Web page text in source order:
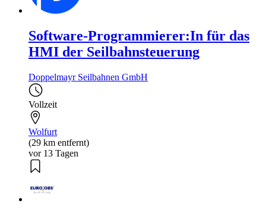
Software-Programmierer:In für das
HMI der Seilbahnsteuerung
Doppelmayr Seilbahnen GmbH
Vollzeit
Wolfurt
(29 km entfernt)
vor 13 Tagen